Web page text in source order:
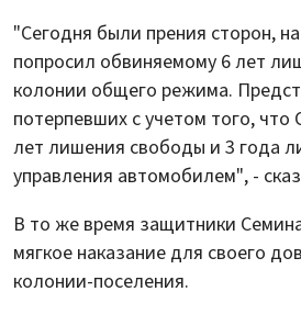
"Сегодня были прения сторон,
попросил обвиняемому 6 лет
колонии общего режима.
потерпевших с учетом того, что
лет лишения свободы и 3 года
управления автомобилем", -
В то же время защитники
мягкое наказание для своего
колонии-поселения.